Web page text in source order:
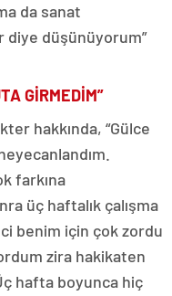
da sanat
diye düşünüyorum”
GİRMEDİM”
hakkında, “Gülce
farkına
üç haftalık çalışma
benim için çok zordu
zira hakikaten
hafta boyunca hiç